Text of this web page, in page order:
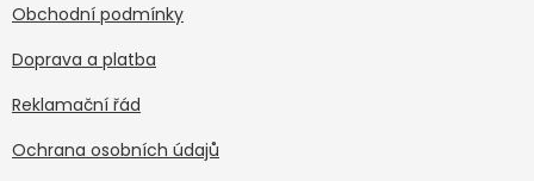
Obchodní podmínky
Doprava a platba
Reklamační řád
Ochrana osobních údajů